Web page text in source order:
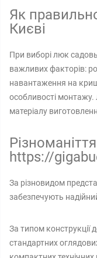
Як
Києві
При виборі люк
важливих факторів:
навантаження на
особливості
матеріалу
https://
За різновидом
забезпечують
За типом конструкції
стандартних